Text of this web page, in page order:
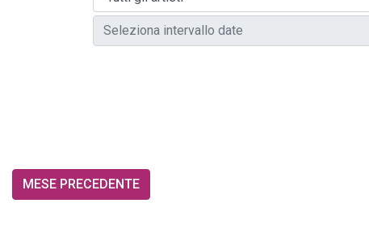
MESE PRECEDENTE